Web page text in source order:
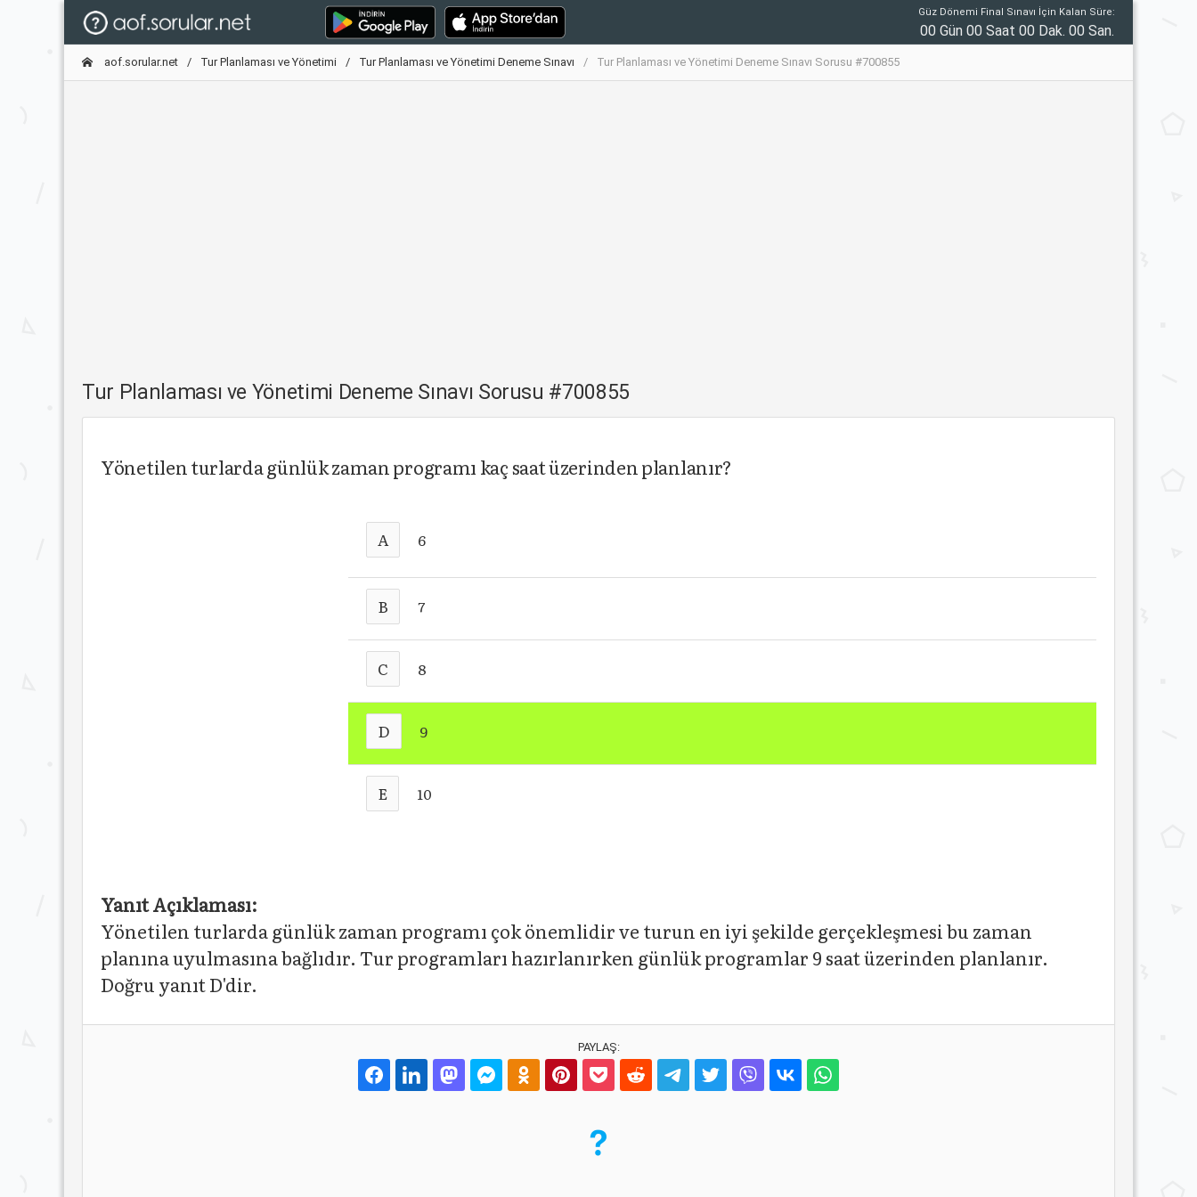
Güz Dönemi Final Sınavı İçin Kalan Süre:
00 Gün 00 Saat 00 Dak. 00 San.
aof.sorular.net Tur Planlaması ve Yönetimi Tur Planlaması ve Yönetimi Deneme Sınavı Tur Planlaması ve Yönetimi Deneme Sınavı Sorusu #700855
Tur Planlaması ve Yönetimi Deneme Sınavı Sorusu #700855
Yönetilen turlarda günlük zaman programı kaç saat üzerinden planlanır?
A 6
B 7
C 8
D 9
E 10
Yanıt Açıklaması:
Yönetilen turlarda günlük zaman programı çok önemlidir ve turun en iyi şekilde gerçekleşmesi bu zaman
planına uyulmasına bağlıdır. Tur programları hazırlanırken günlük programlar 9 saat üzerinden planlanır.
Doğru yanıt D'dir.
PAYLAŞ: